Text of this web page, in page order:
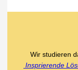
Wir studieren
Insprierende